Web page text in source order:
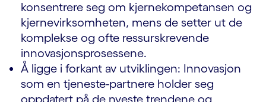
konsentrere seg om kjernekompetansen og
kjernevirksomheten, mens de setter ut de
komplekse og ofte ressurskrevende
innovasjonsprosessene.
Å ligge i forkant av utviklingen: Innovasjon
som en tjeneste-partnere holder seg
oppdatert på de nyeste trendene og